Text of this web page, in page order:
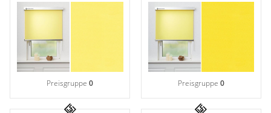
Preisgruppe0 Preisgruppe 0